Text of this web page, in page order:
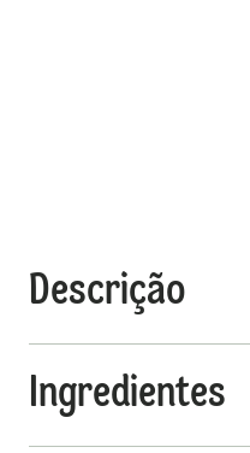
Descrição
Ingredientes